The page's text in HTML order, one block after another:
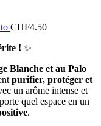
CHF4.50
! ✨
Blanche et au Palo
purifier, protéger et
un arôme intense et
quel espace en un
.